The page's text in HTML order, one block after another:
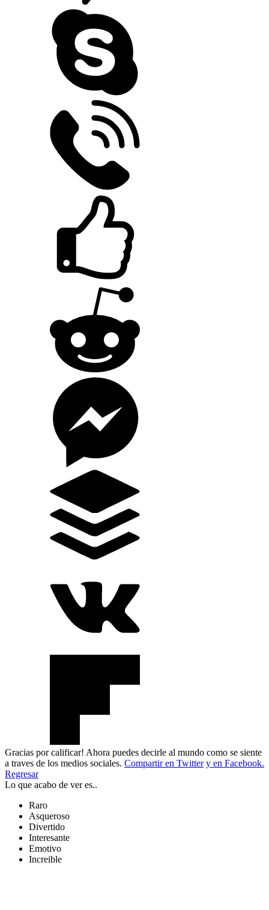
Gracias por calificar! Ahora puedes decirle al mundo como se siente
a traves de los medios sociales. Compartir en Twitter y en Facebook.
Regresar
Lo que acabo de ver es..
Raro
Asqueroso
Divertido
Interesante
Emotivo
Increible